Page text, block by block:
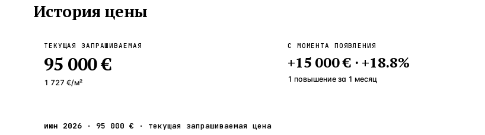
История цены
ТЕКУЩАЯ ЗАПРАШИВАЕМАЯ
95 000 €
1 727 €/м²
С МОМЕНТА ПОЯВЛЕНИЯ
+15 000 €· +18.8%
1 повышение за 1 месяц
июн 2026 · 95 000 € · текущая запрашиваемая цена